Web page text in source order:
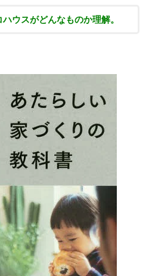
ハウスがどんなものか理解。